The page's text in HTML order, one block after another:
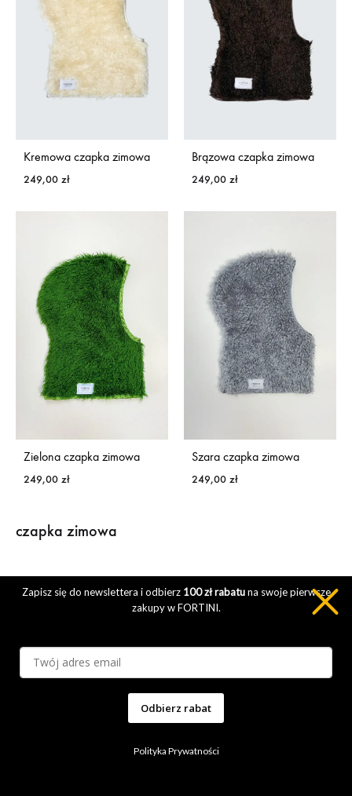
czapka zimowa
Kremowa czapka zimowa
249,00 zł
Brązowa czapka zimowa
249,00 zł
Zielona czapka zimowa
249,00 zł
Szara czapka zimowa
249,00 zł
©2023 Fortini. Wszystkie prawa zastrzeżone.
Polityka Prywatności
Regulamin Sklepu
Zwroty i Reklamacje
O Nas
Klarna FAQ
Dofinansowanie Go To Brand, Inteligentny Rozwój
FacebookInstagram
Zapisz się do newslettera i odbierz 100 zł rabatuna swoje pierwsze
zakupy w FORTINI.
Odbierz rabat
Polityka Prywatności